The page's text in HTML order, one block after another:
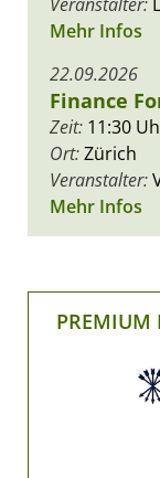
Mehr Infos
22.09.2026
Finance
Zeit: 11:30
Ort:Zürich
Veranstalter:
Mehr Infos
PREMIUM